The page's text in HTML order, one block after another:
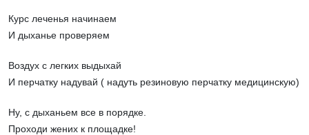
Курс леченья начинаем
И дыханье проверяем
Воздух с легких выдыхай
И перчатку надувай ( надуть резиновую перчатку медицинскую)
Ну, с дыханьем все в порядке.
Проходи жених к площадке!